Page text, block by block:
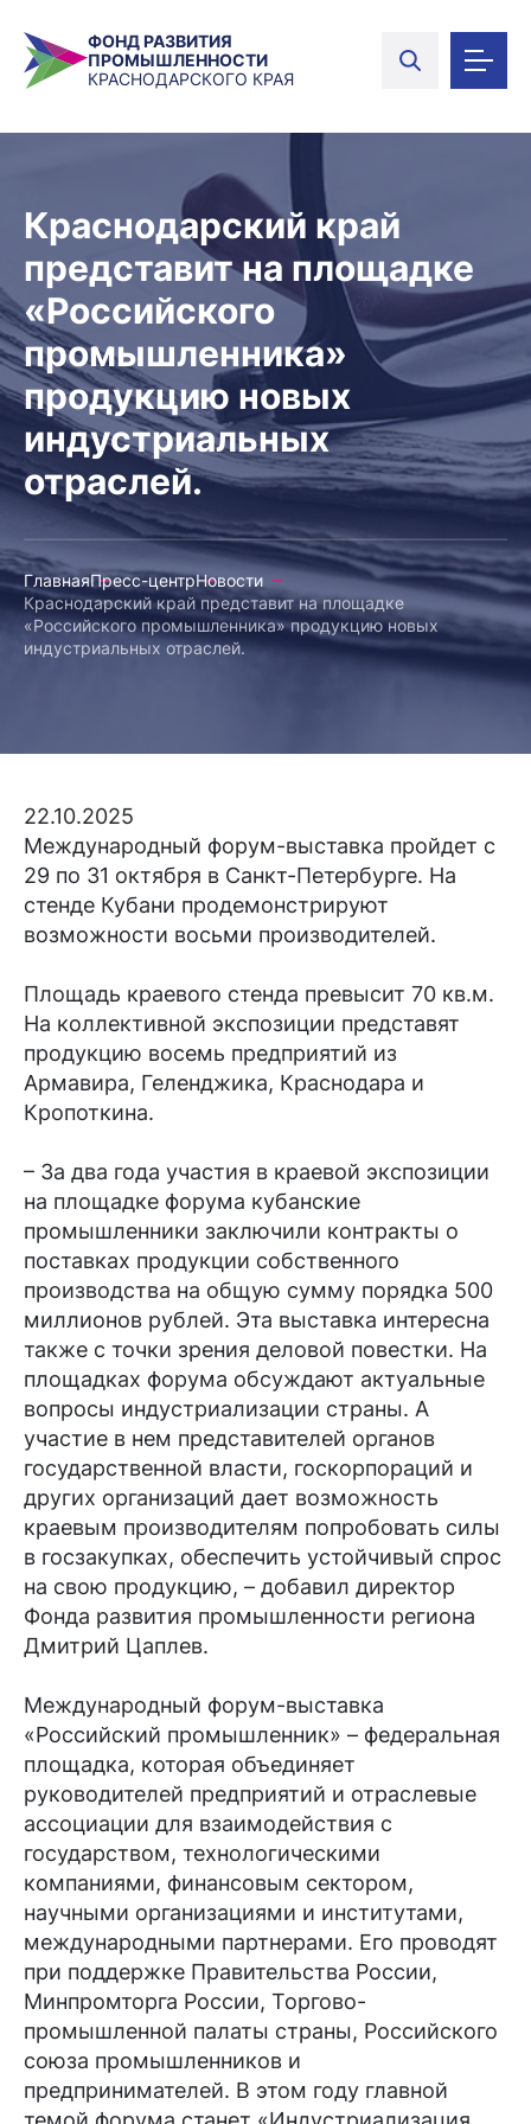
ФОНД РАЗВИТИЯ
ПРОМЫШЛЕННОСТИ
КРАСНОДАРСКОГО КРАЯ
Краснодарский край
представит на площадке
«Российского
промышленника»
продукцию новых
индустриальных
отраслей.
ГлавнаяПресс-центрНовости
Краснодарский край представит на площадке
«Российского промышленника» продукцию новых
индустриальных отраслей.
22.10.2025
Международный форум-выставка пройдет с
29 по 31 октября в Санкт-Петербурге. На
стенде Кубани продемонстрируют
возможности восьми производителей.
Площадь краевого стенда превысит 70 кв.м.
На коллективной экспозиции представят
продукцию восемь предприятий из
Армавира, Геленджика, Краснодара и
Кропоткина.
– За два года участия в краевой экспозиции
на площадке форума кубанские
промышленники заключили контракты о
поставках продукции собственного
производства на общую сумму порядка 500
миллионов рублей. Эта выставка интересна
также с точки зрения деловой повестки. На
площадках форума обсуждают актуальные
вопросы индустриализации страны. А
участие в нем представителей органов
государственной власти, госкорпораций и
других организаций дает возможность
краевым производителям попробовать силы
в госзакупках, обеспечить устойчивый спрос
на свою продукцию, – добавил директор
Фонда развития промышленности региона
Дмитрий Цаплев.
Международный форум-выставка
«Российский промышленник» – федеральная
площадка, которая объединяет
руководителей предприятий и отраслевые
ассоциации для взаимодействия с
государством, технологическими
компаниями, финансовым сектором,
научными организациями и институтами,
международными партнерами. Его проводят
при поддержке Правительства России,
Минпромторга России, Торгово-
промышленной палаты страны, Российского
союза промышленников и
предпринимателей. В этом году главной